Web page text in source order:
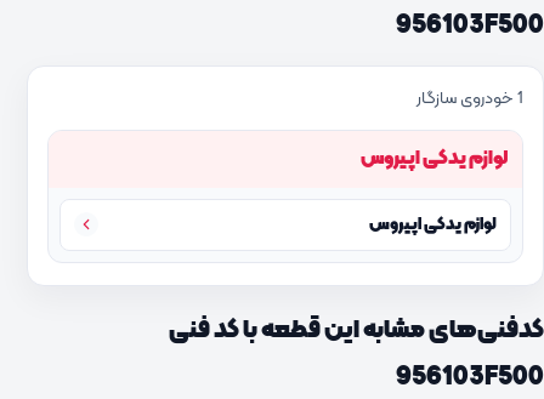
956103F500
1 خودروی سازگار
لوازم یدکی اپیروس
لوازم یدکی اپیروس
کدفنی‌های مشابه این قطعه با کد فنی
956103F500